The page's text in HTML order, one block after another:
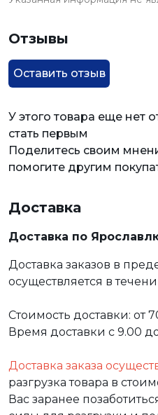
Отзывы
Оставить отзыв
У этого товара еще нет
стать первым
Поделитесь своим
помогите другим
Доставка
Доставка по
Доставка заказов в
осуществляется в
Стоимость доставки: от
Время доставки с 9.00
Доставка заказа
разгрузка товара в
Вас заранее